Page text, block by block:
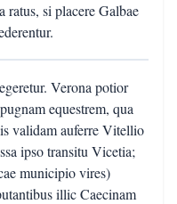
ratus, si placere Galbae
Verona potior
equestrem, qua
validam auferre Vitellio
ipso transitu Vicetia;
municipio vires)
illic Caecinam